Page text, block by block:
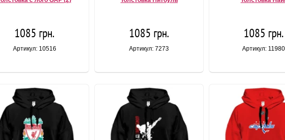
1085 грн.
Артикул: 10516
1085 грн.
Артикул: 7273
1085 грн.
Артикул: 11980